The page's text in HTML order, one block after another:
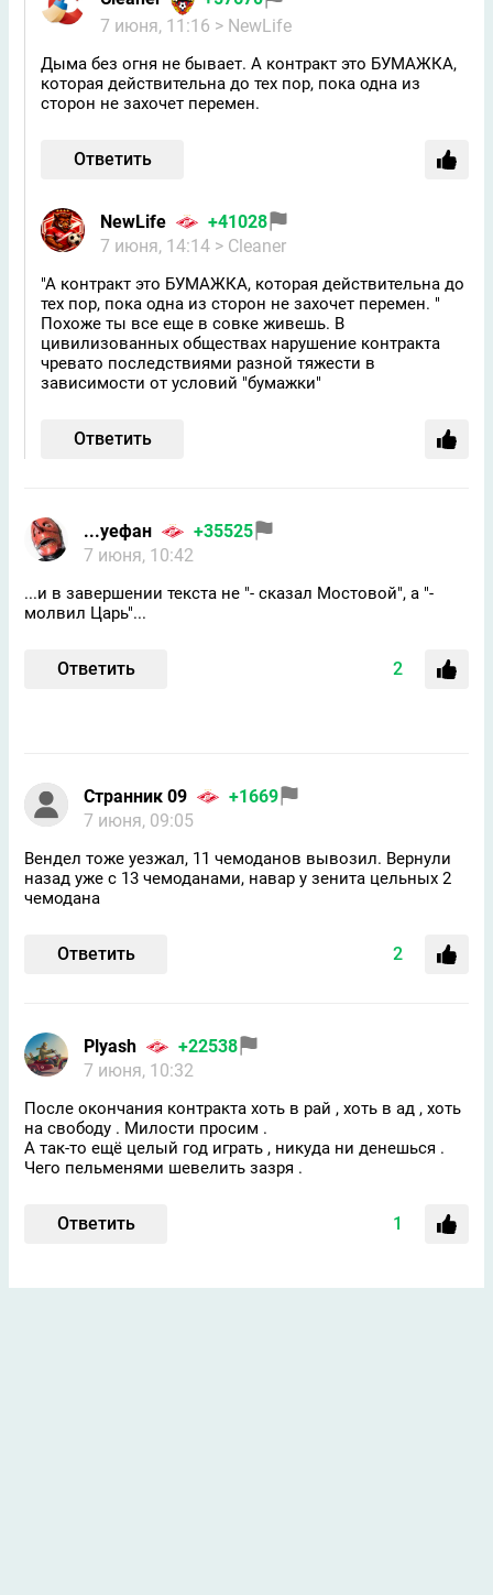
7 июня, 11:16 > NewLife
Дыма без огня не бывает. А контракт это БУМАЖКА,
которая действительна до тех пор, пока одна из
сторон не захочет перемен.
Ответить
NewLife
+41028
7 июня, 14:14 > Cleaner
"А контракт это БУМАЖКА, которая действительна до
тех пор, пока одна из сторон не захочет перемен. "
Похоже ты все еще в совке живешь. В
цивилизованных обществах нарушение контракта
чревато последствиями разной тяжести в
зависимости от условий "бумажки"
Ответить
...уефан
+35525
7 июня, 10:42
...и в завершении текста не "- сказал Мостовой", а "-
молвил Царь"...
Ответить 2
Странник 09
+1669
7 июня, 09:05
Вендел тоже уезжал, 11 чемоданов вывозил. Вернули
назад уже с 13 чемоданами, навар у зенита цельных 2
чемодана
Ответить 2
Plyash
+22538
7 июня, 10:32
После окончания контракта хоть в рай , хоть в ад , хоть
на свободу . Милости просим .
А так-то ещё целый год играть , никуда ни денешься .
Чего пельменями шевелить зазря .
Ответить 1